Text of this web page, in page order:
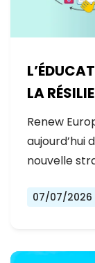
LA
L’EUROPE
Renew
aujourd’hui
nouvelle
07/07/2026